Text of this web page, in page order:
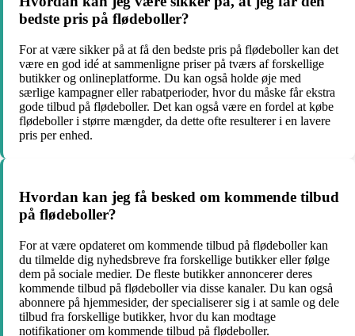
bedste pris på flødeboller?
For at være sikker på at få den bedste pris på flødeboller kan det
være en god idé at sammenligne priser på tværs af forskellige
butikker og onlineplatforme. Du kan også holde øje med
særlige kampagner eller rabatperioder, hvor du måske får ekstra
gode tilbud på flødeboller. Det kan også være en fordel at købe
flødeboller i større mængder, da dette ofte resulterer i en lavere
pris per enhed.
Hvordan kan jeg få besked om kommende tilbud
på flødeboller?
For at være opdateret om kommende tilbud på flødeboller kan
du tilmelde dig nyhedsbreve fra forskellige butikker eller følge
dem på sociale medier. De fleste butikker annoncerer deres
kommende tilbud på flødeboller via disse kanaler. Du kan også
abonnere på hjemmesider, der specialiserer sig i at samle og dele
tilbud fra forskellige butikker, hvor du kan modtage
notifikationer om kommende tilbud på flødeboller.